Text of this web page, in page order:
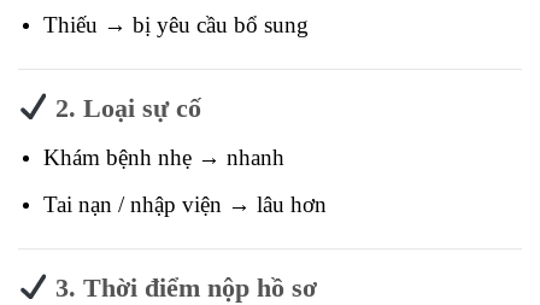
Thiếu → bị yêu cầu bổ sung
2. Loại sự cố
Khám bệnh nhẹ → nhanh
Tai nạn / nhập viện → lâu hơn
3. Thời điểm nộp hồ sơ